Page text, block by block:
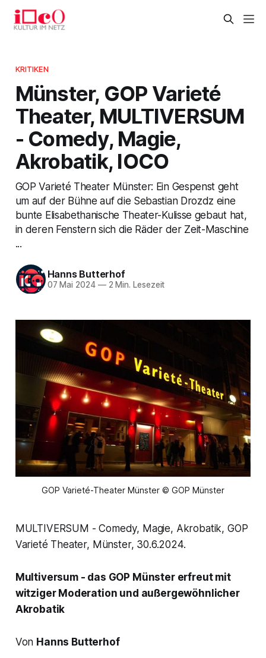
KRITIKEN
Münster, GOP Varieté
Theater, MULTIVERSUM
- Comedy, Magie,
Akrobatik, IOCO
GOP Varieté Theater Münster: Ein Gespenst geht
um auf der Bühne auf die Sebastian Drozdz eine
bunte Elisabethanische Theater-Kulisse gebaut hat,
in deren Fenstern sich die Räder der Zeit-Maschine
...
Hanns Butterhof
07 Mai 2024 —2 Min. Lesezeit
GOP Varieté-Theater Münster © GOP Münster
MULTIVERSUM - Comedy, Magie, Akrobatik, GOP
Varieté Theater, Münster, 30.6.2024.
Multiversum - das GOP Münster erfreut mit
witziger Moderation und außergewöhnlicher
Akrobatik
Von Hanns Butterhof